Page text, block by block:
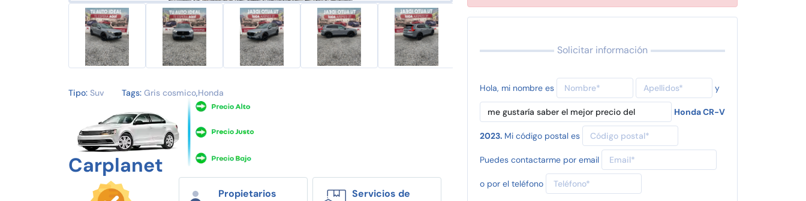
Tipo: Suv Tags: Gris cosmico,Honda
Carplanet
Propietarios
Servicios de
Solicitar información
Hola, mi nombre es y
Honda CR-V
2023. Mi código postal es
Puedes contactarme por email
o por el teléfono